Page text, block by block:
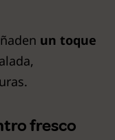
un toque
fresco